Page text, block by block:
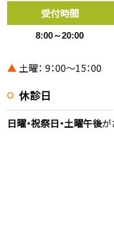
受付時間
8:00～20:00
▲ 土曜： 9：00～15：00
休診日
日曜・祝祭日・土曜午後が